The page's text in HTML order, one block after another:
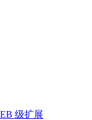
级扩展